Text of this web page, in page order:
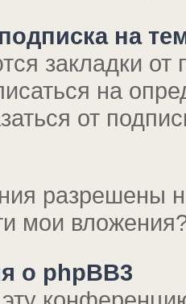
на
закладки от
на
от
разрешены
мои
о phpBB3